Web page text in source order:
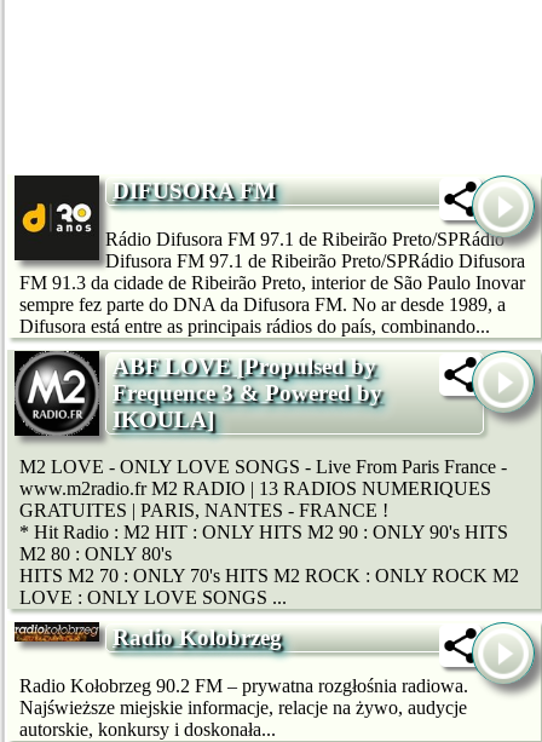
DIFUSORA FM
Rádio Difusora FM 97.1 de Ribeirão Preto/SPRádio
Difusora FM 97.1 de Ribeirão Preto/SPRádio Difusora
FM 91.3 da cidade de Ribeirão Preto, interior de São Paulo Inovar
sempre fez parte do DNA da Difusora FM. No ar desde 1989, a
Difusora está entre as principais rádios do país, combinando...
ABF LOVE [Propulsed by
Frequence 3 & Powered by
IKOULA]
M2 LOVE - ONLY LOVE SONGS - Live From Paris France -
www.m2radio.fr M2 RADIO | 13 RADIOS NUMERIQUES
GRATUITES | PARIS, NANTES - FRANCE !
* Hit Radio : M2 HIT : ONLY HITS M2 90 : ONLY 90's HITS
M2 80 : ONLY 80's
HITS M2 70 : ONLY 70's HITS M2 ROCK : ONLY ROCK M2
LOVE : ONLY LOVE SONGS ...
Radio Kolobrzeg
Radio Kołobrzeg 90.2 FM – prywatna rozgłośnia radiowa.
Najświeższe miejskie informacje, relacje na żywo, audycje
autorskie, konkursy i doskonała...